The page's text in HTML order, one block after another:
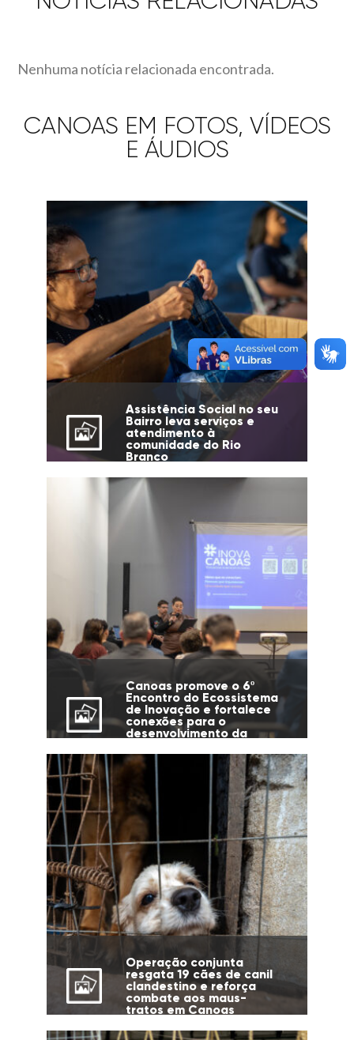
Nenhuma notícia relacionada encontrada.
CANOAS EM FOTOS, VÍDEOS
E ÁUDIOS
Assistência Social no seu
Bairro leva serviços e
atendimento à
comunidade do Rio
Branco
Canoas promove o 6º
Encontro do Ecossistema
de Inovação e fortalece
conexões para o
desenvolvimento da
Operação conjunta
resgata 19 cães de canil
clandestino e reforça
combate aos maus-
tratos em Canoas